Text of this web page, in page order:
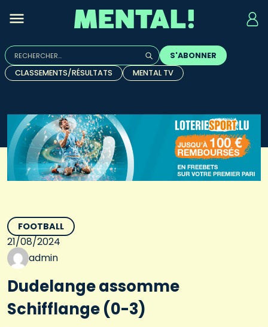
Rechercher :
Quand les résultats de l'auto-complétion sont
S'ABONNER
CLASSEMENTS/RÉSULTATS
MENTAL TV
FOOTBALL
21/08/2024
admin
Dudelange assomme
Schifflange (0-3)